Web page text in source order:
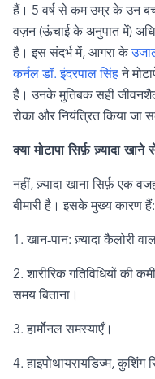
हैं। 5 वर्ष से कम उम्र के उन
वज़न (ऊंचाई के अनुपात में)
है। इस संदर्भ में, आगरा के
कर्नल डॉ. इंदरपाल सिंहने
हैं। उनके मुतिबकसही
रोका और नियंत्रित किया जा
क्या मोटापा सिर्फ़ ज़्यादा खाने
नहीं,ज़्यादा खाना सिर्फ़ एक
बीमारी है। इसके मुख्य कारण हैं:
1.खान-पान: ज़्यादा कैलोरी
2.शारीरिक गतिविधियों की
समय बिताना।
3.हार्मोनल समस्याएँ।
4.हाइपोथायरायडिज्म,कुशिंग